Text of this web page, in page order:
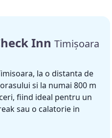
Inn Timișoara
la o distanta de
si la numai 800 m
fiind ideal pentru un
sau o calatorie in